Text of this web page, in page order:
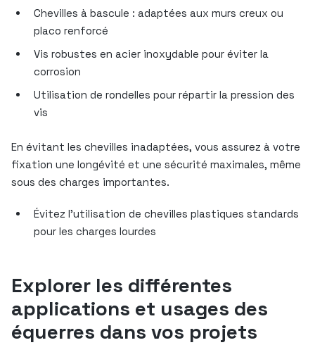
Chevilles à bascule : adaptées aux murs creux ou
placo renforcé
Vis robustes en acier inoxydable pour éviter la
corrosion
Utilisation de rondelles pour répartir la pression des
vis
En évitant les chevilles inadaptées, vous assurez à votre
fixation une longévité et une sécurité maximales, même
sous des charges importantes.
Évitez l’utilisation de chevilles plastiques standards
pour les charges lourdes
Explorer les différentes
applications et usages des
équerres dans vos projets